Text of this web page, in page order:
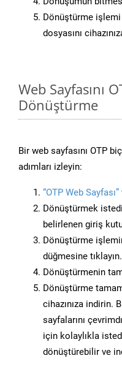
Dönüştürme
dosyasını
Web Sayfasını
Dönüştürme
Bir web sayfasını OTP
adımları izleyin:
“OTP Web Sayfası”
Dönüştürmek
belirlenen giriş
Dönüştürme
düğmesine tıklayın.
Dönüştürmenin
Dönüştürme
cihazınıza indirin.
sayfalarını
için kolaylıkla
dönüştürebilir ve